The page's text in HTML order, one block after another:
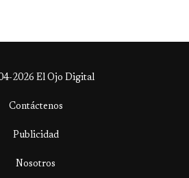
2026 El Ojo Digital
Contáctenos
Publicidad
Nosotros